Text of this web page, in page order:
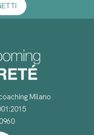
Milano